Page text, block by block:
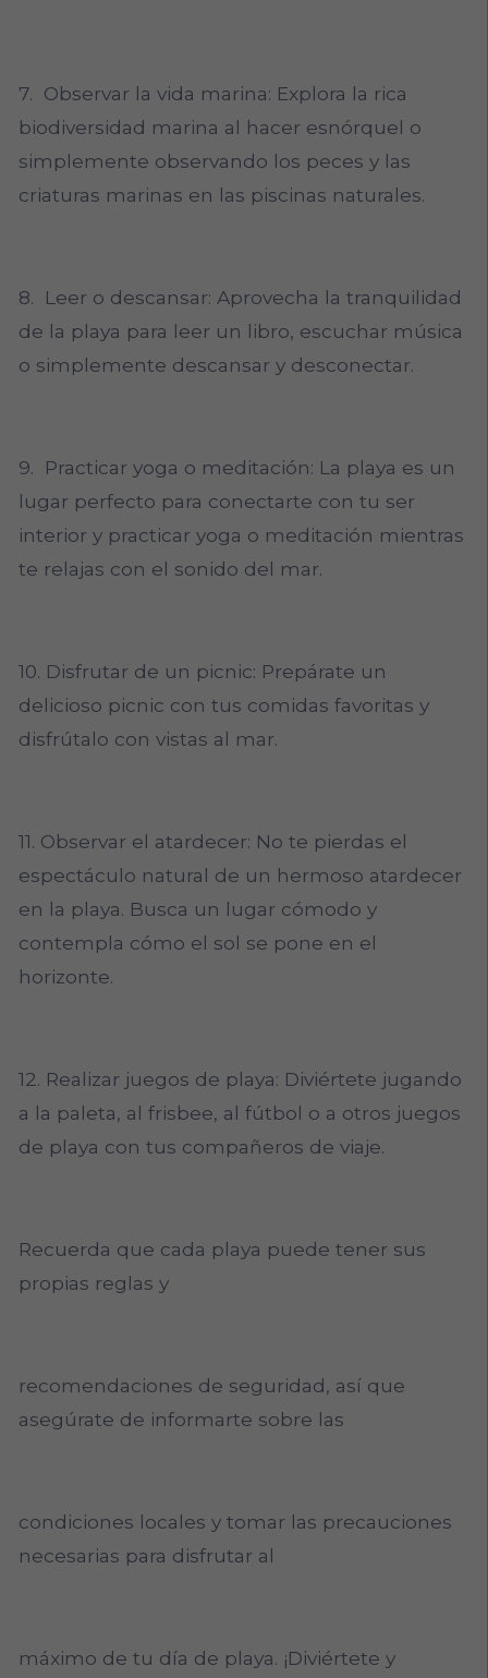
7. Observar la vida marina: Explora la rica
biodiversidad marina al hacer esnórquel o
simplemente observando los peces y las
criaturas marinas en las piscinas naturales.
8. Leer o descansar: Aprovecha la tranquilidad
de la playa para leer un libro, escuchar música
o simplemente descansar y desconectar.
9. Practicar yoga o meditación: La playa es un
lugar perfecto para conectarte con tu ser
interior y practicar yoga o meditación mientras
te relajas con el sonido del mar.
10. Disfrutar de un picnic: Prepárate un
delicioso picnic con tus comidas favoritas y
disfrútalo con vistas al mar.
11. Observar el atardecer: No te pierdas el
espectáculo natural de un hermoso atardecer
en la playa. Busca un lugar cómodo y
contempla cómo el sol se pone en el
horizonte.
12. Realizar juegos de playa: Diviértete jugando
a la paleta, al frisbee, al fútbol o a otros juegos
de playa con tus compañeros de viaje.
Recuerda que cada playa puede tener sus
propias reglas y
recomendaciones de seguridad, así que
asegúrate de informarte sobre las
condiciones locales y tomar las precauciones
necesarias para disfrutar al
máximo de tu día de playa. ¡Diviértete y